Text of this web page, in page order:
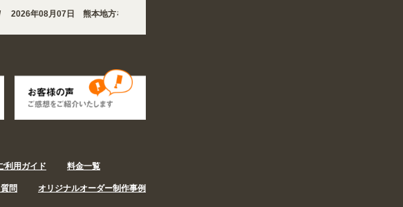
年08月07日 熊本地方を震源とする地震の影響で、各地において道路状況の悪化や交通規制により配送に
利用ガイド 料金一覧
問 オリジナルオーダー制作事例